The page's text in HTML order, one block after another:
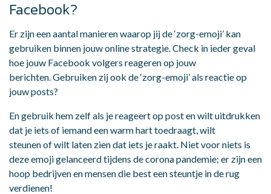
Facebook?
Er zijn een aantal manieren waarop jij de ‘zorg-emoji’ kan
gebruiken binnen jouw online strategie. Check in ieder geval
hoe jouw Facebook volgers reageren op jouw
berichten. Gebruiken zij ook de ‘zorg-emoji’ als reactie op
jouw posts?
En gebruik hem zelf als je reageert op post en wilt uitdrukken
dat je iets of iemand een warm hart toedraagt, wilt
steunen of wilt laten zien dat iets je raakt. Niet voor niets is
deze emoji gelanceerd tijdens de corona pandemie; er zijn een
hoop bedrijven en mensen die best een steuntje in de rug
verdienen!